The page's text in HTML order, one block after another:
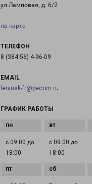
ул.Ламповая, д. 6/2
на карте
ТЕЛЕФОН
8 (384 56) 4-96-09
EMAIL
leninsk-fr@pecom.ru
ГРАФИК РАБОТЫ
с 09:00 до
18:00
с 09:00 до
18:00